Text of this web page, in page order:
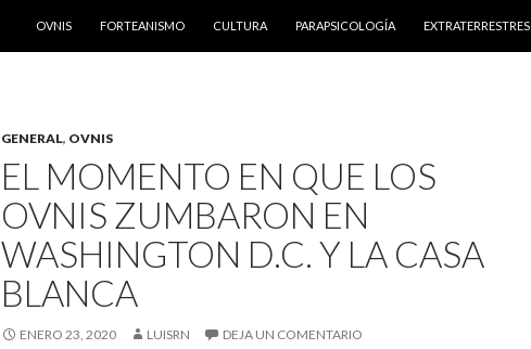
OVNIS
FORTEANISMO CULTURA PARAPSICOLOGÍA EXTRATERRESTRES
GENERAL, OVNIS
EL MOMENTO EN QUE LOS
OVNIS ZUMBARON EN
WASHINGTON D.C. Y LA CASA
BLANCA
ENERO 23, 2020 LUISRN DEJA UN COMENTARIO